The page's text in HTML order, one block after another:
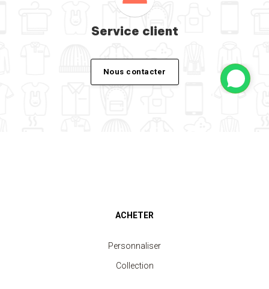
Service client
Nous contacter
ACHETER
Personnaliser
Collection